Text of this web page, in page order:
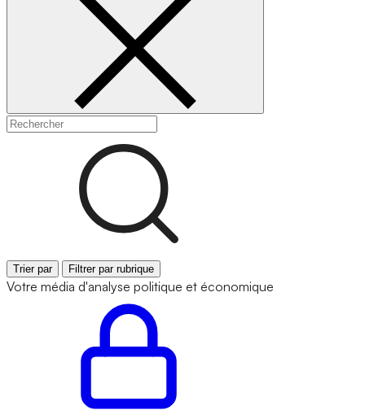
Trier par Filtrer par rubrique
Votre média d'analyse politique et économique